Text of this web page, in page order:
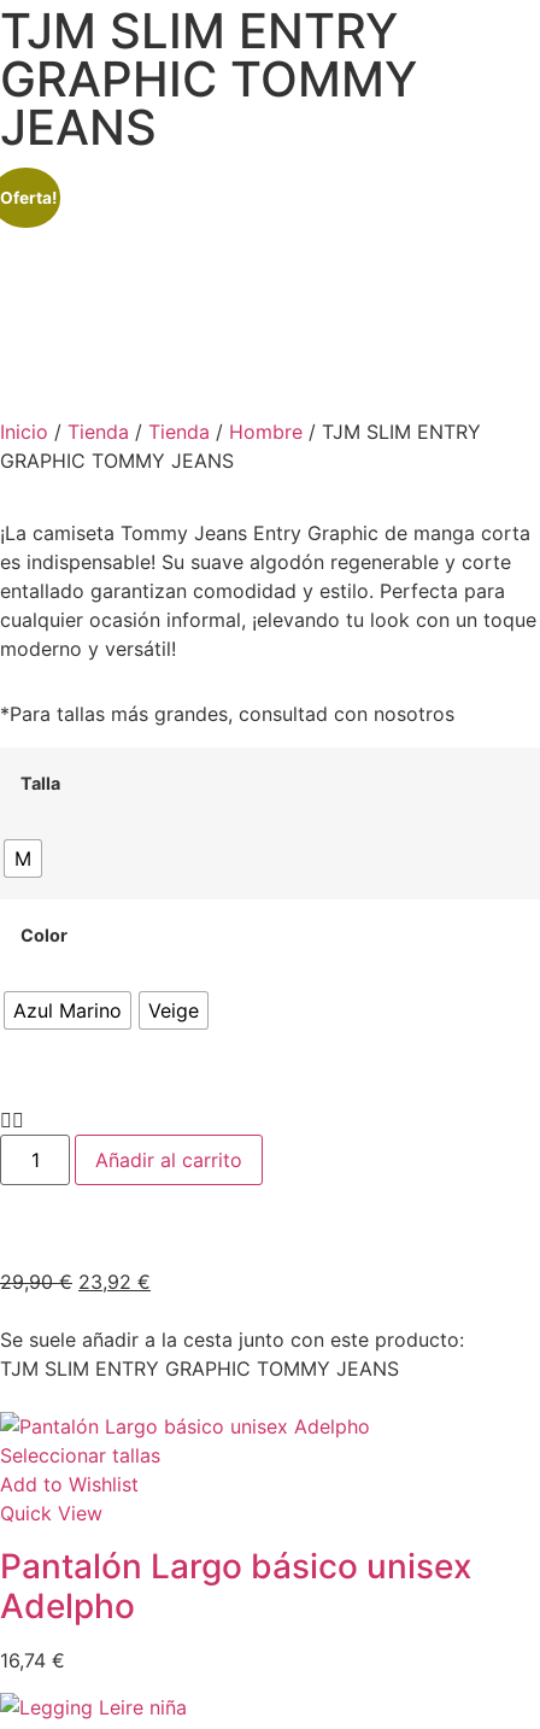
TJM SLIM ENTRY
GRAPHIC TOMMY
JEANS
Inicio / Tienda / Tienda / Hombre / TJM SLIM ENTRY
GRAPHIC TOMMY JEANS
¡La camiseta Tommy Jeans Entry Graphic de manga corta
es indispensable! Su suave algodón regenerable y corte
entallado garantizan comodidad y estilo. Perfecta para
cualquier ocasión informal, ¡elevando tu look con un toque
moderno y versátil!
*Para tallas más grandes, consultad con nosotros
Talla
M
Color
Azul Marino Veige
Añadir al carrito
29,90€ 23,92 €
Se suele añadir a la cesta junto con este producto:
TJM SLIM ENTRY GRAPHIC TOMMY JEANS
Seleccionar tallas
Add to Wishlist
Quick View
Pantalón Largo básico unisex
Adelpho
16,74 €